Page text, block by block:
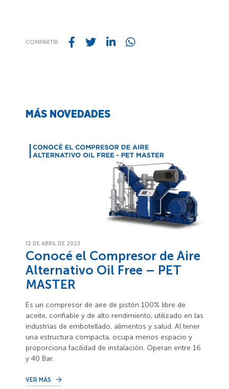
COMPARTIR
MÁS NOVEDADES
12 DE ABRIL DE 2023
Conocé el Compresor de Aire
Alternativo Oil Free – PET
MASTER
Es un compresor de aire de pistón 100% libre de
aceite, confiable y de alto rendimiento, utilizado en las
industrias de embotellado, alimentos y salud. Al tener
una estructura compacta, ocupa menos espacio y
proporciona facilidad de instalación. Operan entre 16
y 40 Bar.
VER MÁS